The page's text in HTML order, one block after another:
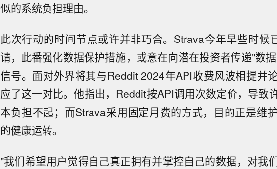
似的系统负担理由。
此次行动的时间节点或许并非巧合。Strava今年早些时候
请，此番强化数据保护措施，或意在向潜在投资者传递"数
信号。面对外界将其与Reddit 2024年API收费风波相提并
应了这一对比。他指出，Reddit按API调用次数定价，导致
本负担不起；而Strava采用固定月费的方式，目的正是维
的健康运转。
"我们希望用户觉得自己真正拥有并掌控自己的数据，对我